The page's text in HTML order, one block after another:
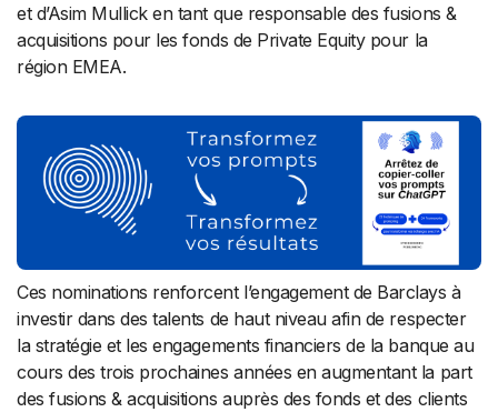
et d’Asim Mullick en tant que responsable des fusions &
acquisitions pour les fonds de Private Equity pour la
région EMEA.
Ces nominations renforcent l’engagement de Barclays à
investir dans des talents de haut niveau afin de respecter
la stratégie et les engagements financiers de la banque au
cours des trois prochaines années en augmentant la part
des fusions & acquisitions auprès des fonds et des clients